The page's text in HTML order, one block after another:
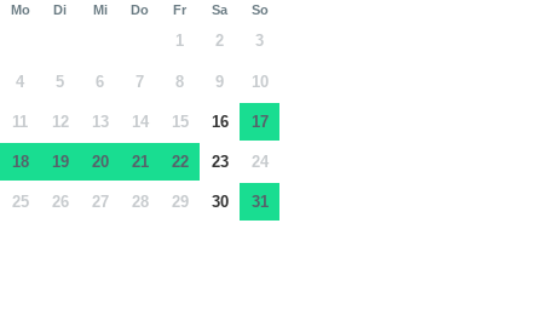
Mo Di Mi Do Fr Sa So
1 2 3
4 5 6 7 8 9 10
11 12 13 14 15 16 17
18 19 20 21 22 23 24
25 26 27 28 29 30 31